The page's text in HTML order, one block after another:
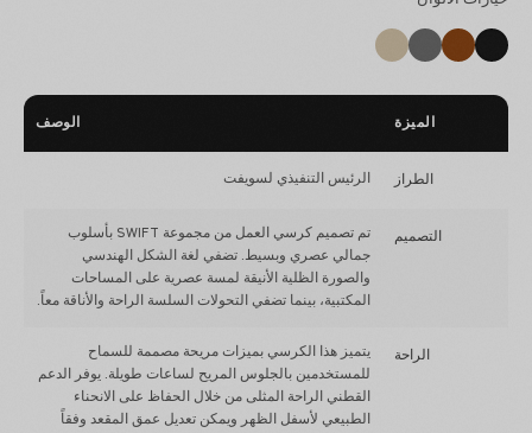
الميزة الوصف
الطراز الرئيس التنفيذي لسويفت
التصميم
تم تصميم كرسي العمل من مجموعة SWIFT بأسلوب
جمالي عصري وبسيط. تضفي لغة الشكل الهندسي
والصورة الظلية الأنيقة لمسة عصرية على المساحات
المكتبية، بينما تضفي التحولات السلسة الراحة والأناقة معاً.
الراحة
يتميز هذا الكرسي بميزات مريحة مصممة للسماح
للمستخدمين بالجلوس المريح لساعات طويلة. يوفر الدعم
القطني الراحة المثلى من خلال الحفاظ على الانحناء
الطبيعي لأسفل الظهر ويمكن تعديل عمق المقعد وفقاً